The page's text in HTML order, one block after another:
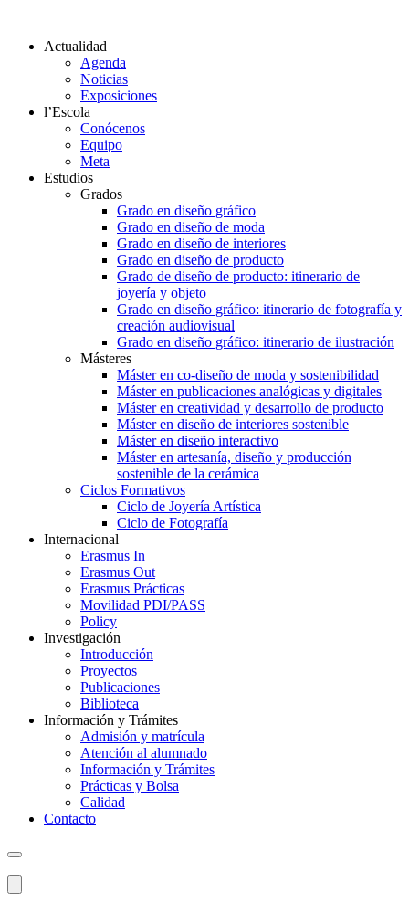
Actualidad
Agenda
Noticias
Exposiciones
l’Escola
Conócenos
Equipo
Meta
Estudios
Grados
Grado en diseño gráfico
Grado en diseño de moda
Grado en diseño de interiores
Grado en diseño de producto
Grado de diseño de producto: itinerario de
joyería y objeto
Grado en diseño gráfico: itinerario de fotografía y
creación audiovisual
Grado en diseño gráfico: itinerario de ilustración
Másteres
Máster en co-diseño de moda y sostenibilidad
Máster en publicaciones analógicas y digitales
Máster en creatividad y desarrollo de producto
Máster en diseño de interiores sostenible
Máster en diseño interactivo
Máster en artesanía, diseño y producción
sostenible de la cerámica
Ciclos Formativos
Ciclo de Joyería Artística
Ciclo de Fotografía
Internacional
Erasmus In
Erasmus Out
Erasmus Prácticas
Movilidad PDI/PASS
Policy
Investigación
Introducción
Proyectos
Publicaciones
Biblioteca
Información y Trámites
Admisión y matrícula
Atención al alumnado
Información y Trámites
Prácticas y Bolsa
Calidad
Contacto